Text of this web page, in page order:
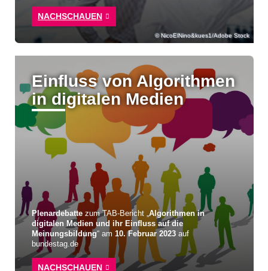
NicoElNino&kues1/Adobe Stock
NACHSCHAUEN
Einfluss von Algorithmen
in digitalen Medien
Plenardebatte zum TAB-Bericht „Algorithmen in
digitalen Medien und ihr Einfluss auf die
Meinungsbildung“ am 10. Februar 2023auf
bundestag.de
NACHSCHAUEN